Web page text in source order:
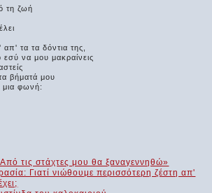
τη ζωή
τα τα δόντια της,
να μου μακραίνεις
βήματά μου
μια φωνή:
τις στάχτες μου θα ξαναγεννηθώ»
Γιατί νιώθουμε περισσότερη ζέστη απ'